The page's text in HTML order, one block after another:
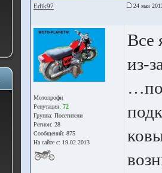
Edik97 24 мая
Мотопрофи
Репутация: 72
Группа: Посетители
Регион: 28
Сообщений: 875
На сайте с: 19.02.2013
Все
из-
…по